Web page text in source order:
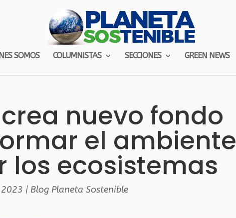
SOMOS COLUMNISTAS SECCIONES GREEN NEWS
nuevo fondo
el ambiente
los ecosistemas
| Blog Planeta Sostenible